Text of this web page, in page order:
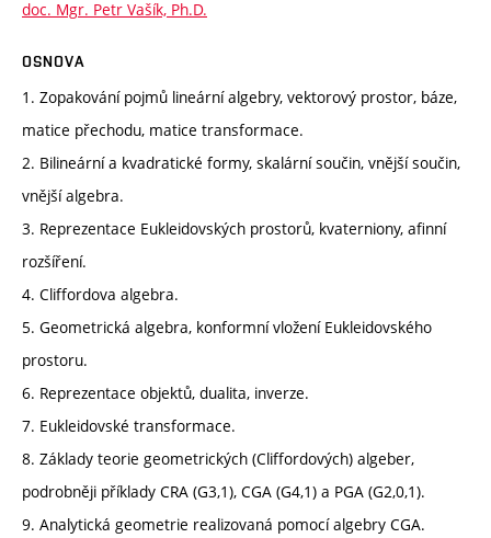
doc. Mgr. Petr Vašík, Ph.D.
OSNOVA
1. Zopakování pojmů lineární algebry, vektorový prostor, báze,
matice přechodu, matice transformace.
2. Bilineární a kvadratické formy, skalární součin, vnější součin,
vnější algebra.
3. Reprezentace Eukleidovských prostorů, kvaterniony, afinní
rozšíření.
4. Cliffordova algebra.
5. Geometrická algebra, konformní vložení Eukleidovského
prostoru.
6. Reprezentace objektů, dualita, inverze.
7. Eukleidovské transformace.
8. Základy teorie geometrických (Cliffordových) algeber,
podrobněji příklady CRA (G3,1), CGA (G4,1) a PGA (G2,0,1).
9. Analytická geometrie realizovaná pomocí algebry CGA.